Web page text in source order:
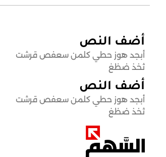
أضف النص
أبجد هوز حطي كلمن سعفص قرشت
ثخذ ضظغ
أضف النص
أبجد هوز حطي كلمن سعفص قرشت
ثخذ ضظغ